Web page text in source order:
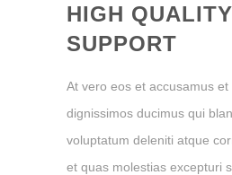
HIGH QUALITY
SUPPORT
At vero eos et accusamus et
dignissimos ducimus qui
voluptatum deleniti atque
et quas molestias excepturi